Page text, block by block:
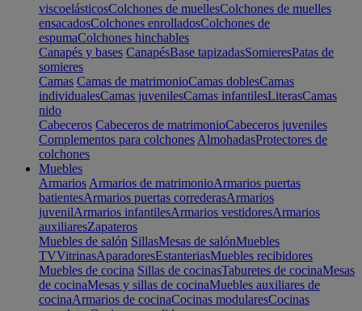
viscoelásticosColchones de muellesColchones de muelles
ensacadosColchones enrolladosColchones de
espumaColchones hinchables
Canapés y bases CanapésBase tapizadasSomieresPatas de
somieres
Camas Camas de matrimonioCamas doblesCamas
individualesCamas juvenilesCamas infantilesLiterasCamas
nido
Cabeceros Cabeceros de matrimonioCabeceros juveniles
Complementos para colchones AlmohadasProtectores de
colchones
Muebles
Armarios Armarios de matrimonioArmarios puertas
batientesArmarios puertas correderasArmarios
juvenilArmarios infantilesArmarios vestidoresArmarios
auxiliaresZapateros
Muebles de salón SillasMesas de salónMuebles
TVVitrinasAparadoresEstanteriasMuebles recibidores
Muebles de cocina Sillas de cocinasTaburetes de cocinaMesas
de cocinaMesas y sillas de cocinaMuebles auxiliares de
cocinaArmarios de cocinaCocinas modularesCocinas